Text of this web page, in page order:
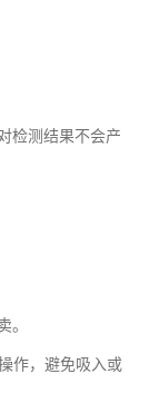
检测结果不会产
。
作，避免吸入或